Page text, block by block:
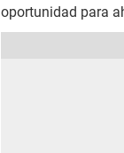
oportunidad para